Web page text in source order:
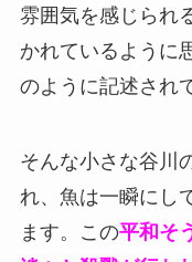
雰囲気を感じられ
かれているように
のように記述され
そんな小さな谷川
れ、魚は一瞬にし
ます。この平和そ